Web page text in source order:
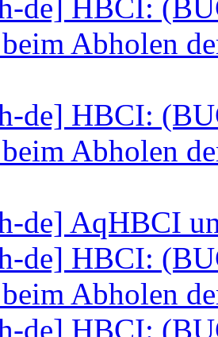
de] HBCI:
Abholen
de] HBCI:
Abholen
de] AqHBCI
de] HBCI:
Abholen
de] HBCI: